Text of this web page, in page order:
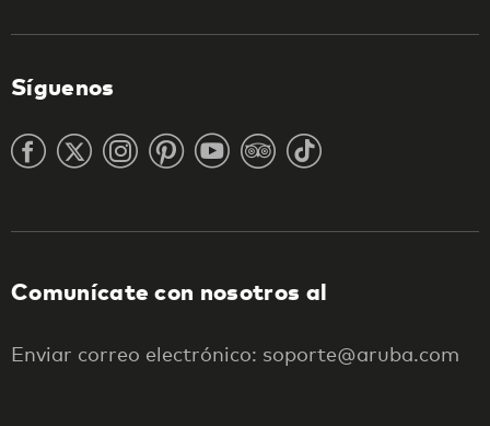
Síguenos
Comunícate con nosotros al
Enviar correo electrónico: soporte@aruba.com